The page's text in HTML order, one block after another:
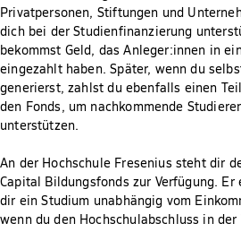
Privatpersonen, Stiftungen und
dich bei der Studienfinanzierung
bekommst Geld, das Anleger:innen in
eingezahlt haben. Später, wenn du
generierst, zahlst du ebenfalls einen
den Fonds, um nachkommende
unterstützen.
An der Hochschule Fresenius steht dir
Capital Bildungsfonds zur Verfügung. Er
dir ein Studium unabhängig vom
wenn du den Hochschulabschluss in der